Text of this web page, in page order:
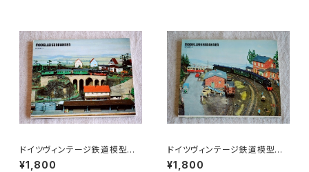
ドイツヴィンテージ鉄道模型ポ
ストカードセットd
¥1,800
ドイツヴィンテージ鉄道模型ポ
ストカードセットa
¥1,800